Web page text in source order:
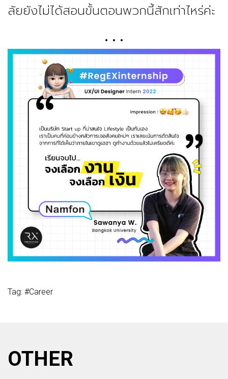
ลัยยังไม่ได้สอนขั้นตอนพวกนี้สักเท่าไหร่ค่ะ
. . .
Tag: #Career
OTHER